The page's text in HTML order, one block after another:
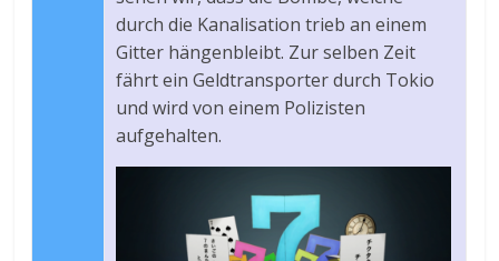
durch die Kanalisation trieb an einem
Gitter hängenbleibt. Zur selben Zeit
fährt ein Geldtransporter durch Tokio
und wird von einem Polizisten
aufgehalten.